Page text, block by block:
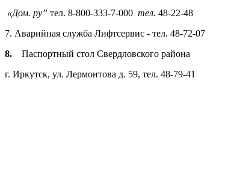
«Дом. ру” тел. 8-800-333-7-000 тел. 48-22-48
7. Аварийная служба Лифтсервис - тел. 48-72-07
8. Паспортный стол Свердловского района
г. Иркутск, ул. Лермонтова д. 59, тел. 48-79-41